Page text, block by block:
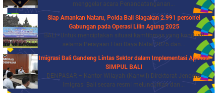
menggelar acara Penandatanganan...
Siap Amankan Nataru, Polda Bali Siagakan 2.991 personel
Gabungan pada Operasi Lilin Agung 2025
BALI - Untuk menciptakan situasi kamtibmas yang kondusif
selama Perayaan Hari Raya Natal 2025 dan...
Imigrasi Bali Gandeng Lintas Sektor dalam Implementasi Aplikasi
SIMPUL BALI
DENPASAR – Kantor Wilayah (Kanwil) Direktorat Jenderal
Imigrasi Bali secara resmi meluncurkan dan...